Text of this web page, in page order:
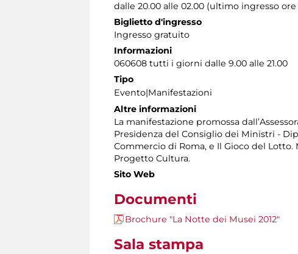
dalle 20.00 alle 02.00 (ultimo ingresso ore
Biglietto d'ingresso
Ingresso gratuito
Informazioni
060608 tutti i giorni dalle 9.00 alle 21.00
Tipo
Evento|Manifestazioni
Altre informazioni
La manifestazione promossa
Presidenza del Consiglio dei Ministri -
Commercio di Roma, e Il Gioco del
Progetto Cultura.
Sito Web
Documenti
Brochure "La Notte dei Musei 2012"
Sala stampa